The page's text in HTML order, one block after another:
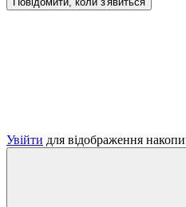
Увійти для відображення